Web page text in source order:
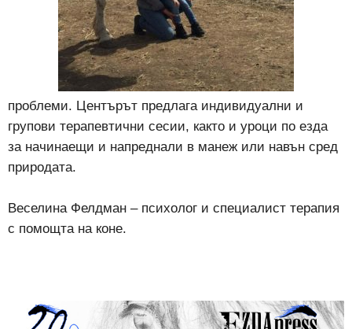
проблеми. Центърът предлага индивидуални и
групови терапевтични сесии, както и уроци по езда
за начинаещи и напреднали в манеж или навън сред
природата.
Bеселина Фелдман – психолог и специалист терапия
с помощта на коне.